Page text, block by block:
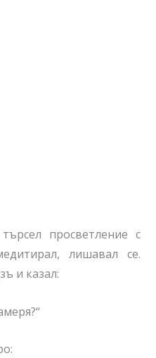
просветление с
лишавал се.
и казал: